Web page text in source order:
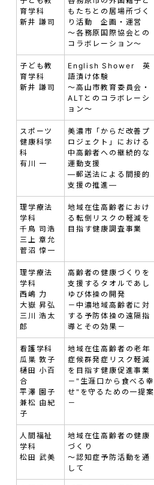
育学科
新井 謙司
もたちとの居場所づく
り活動 企画・運営
～各務原国際協会との
コラボレーション～
子ども教
育学科
新井 謙司
English Shower 英
語漬け体験
～高山市教育委員会・
ALTとのコラボレーシ
ョン～
スポーツ
健康科学
科
有川 一
美濃市「からだ改善プ
ロジェクト」における
中高齢者への継続的な
運動支援
—郵送法による間接的
支援の推進—
理学療法
学科
千鳥 司浩
三上 章允
菅沼 惇一
地域在住高齢者におけ
る転倒リスクの軽減を
目指す健康調査事業
理学療法
学科
西嶋 力
大嶽 昇弘
三川 浩太
郎
高齢者の健康づくりを
支援するタオルであし
ゆび体操の開発
－中濃地域高齢者に対
する予防体操の遠隔指
導とその効果－
看護学科
瓜巣 敦子
樋田 小百
合
平澤 園子
兼松 由紀
子
地域在住高齢者の老年
症候群発症リスク軽減
を目指す健康促進事業
－"生涯口から食べる幸
せ"を守るための一提案
－
人間福祉
学科
松田 武美
地域在住高齢者の健康
づくり
～認知症予防活動を通
して